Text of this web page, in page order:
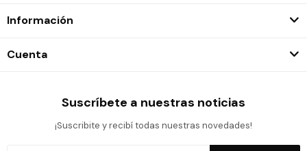
Información
Cuenta
Suscríbete a nuestras noticias
¡Suscribite y recibí todas nuestras novedades!